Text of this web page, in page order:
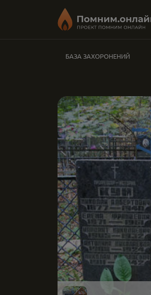
БАЗА ЗАХОРОНЕНИЙ